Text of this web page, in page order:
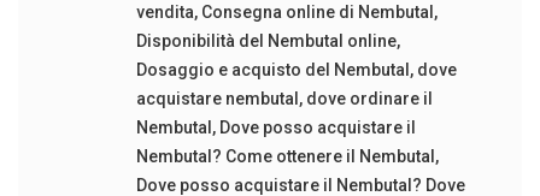
vendita, Consegna online di Nembutal,
Disponibilità del Nembutal online,
Dosaggio e acquisto del Nembutal, dove
acquistare nembutal, dove ordinare il
Nembutal, Dove posso acquistare il
Nembutal? Come ottenere il Nembutal,
Dove posso acquistare il Nembutal? Dove